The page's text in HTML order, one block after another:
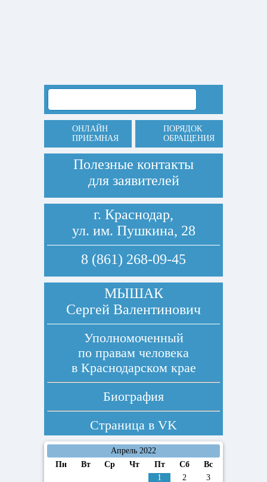
ОНЛАЙН
ПРИЕМНАЯ
ПОРЯДОК
ОБРАЩЕНИЯ
Полезные контакты
для заявителей
г. Краснодар,
ул. им. Пушкина, 28
8 (861) 268-09-45
МЫШАК
Сергей Валентинович
Уполномоченный
по правам человека
в Краснодарском крае
Биография
Страница в VK
Апрель 2022
Пн
Вт Ср Чт Пт Сб
Вс
1
2 3